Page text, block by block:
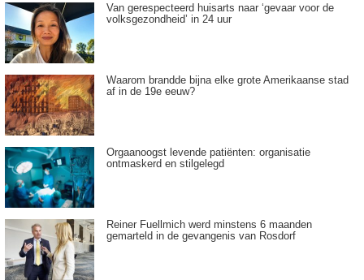
Van gerespecteerd huisarts naar ‘gevaar voor de
volksgezondheid’ in 24 uur
Waarom brandde bijna elke grote Amerikaanse stad
af in de 19e eeuw?
Orgaanoogst levende patiënten: organisatie
ontmaskerd en stilgelegd
Reiner Fuellmich werd minstens 6 maanden
gemarteld in de gevangenis van Rosdorf